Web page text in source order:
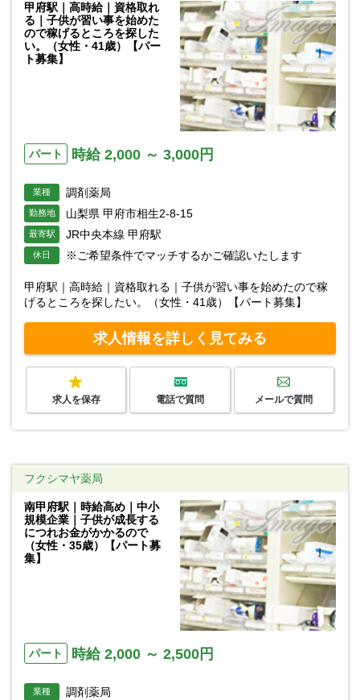
甲府駅｜高時給｜資格取れ
る｜子供が習い事を始めた
ので稼げるところを探した
い。（女性・41歳）【パー
ト募集】
パート 時給 2,000 ～ 3,000円
業種 調剤薬局
勤務地 山梨県 甲府市相生2-8-15
最寄駅 JR中央本線 甲府駅
休日 ※ご希望条件でマッチするかご確認いたします
甲府駅｜高時給｜資格取れる｜子供が習い事を始めたので稼
げるところを探したい。（女性・41歳）【パート募集】
求人情報を詳しく見てみる
求人を保存 電話で質問 メールで質問
フクシマヤ薬局
南甲府駅｜時給高め｜中小
規模企業｜子供が成長する
につれお金がかかるので
（女性・35歳）【パート募
集】
パート 時給 2,000 ～ 2,500円
業種 調剤薬局